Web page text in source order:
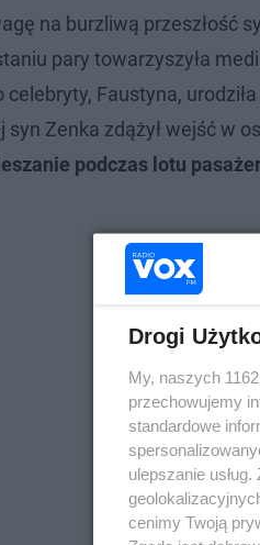
na burzliwą przeszłość
pary towarzyszyła
Faustyna,
syn Zenka zdążył wejść w
podczas lotu
Drogi
My, naszych
przechowujemy
standardowe
ulepszanie
cenimy Twoją